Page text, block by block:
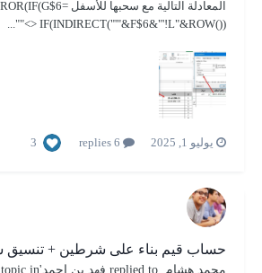
IF(INDIRECT("'"&F$6&"'!L"&ROW()) <>""...
يوليو 1, 2025 3
حساب قيم بناء على شرطين +
محمد هشام. فهد بن احمد 's topic in